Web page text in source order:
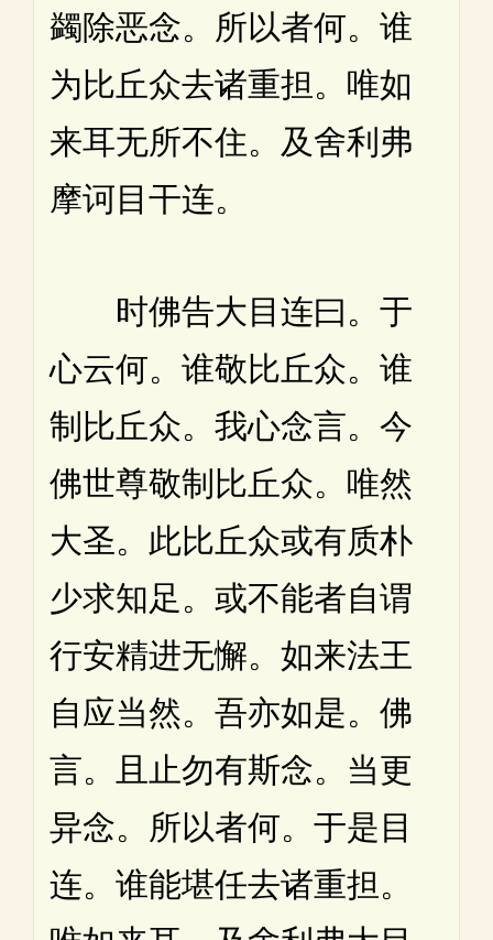
蠲除恶念。所以者何。谁
为比丘众去诸重担。唯如
来耳无所不住。及舍利弗
摩诃目干连。
时佛告大目连曰。于
心云何。谁敬比丘众。谁
制比丘众。我心念言。今
佛世尊敬制比丘众。唯然
大圣。此比丘众或有质朴
少求知足。或不能者自谓
行安精进无懈。如来法王
自应当然。吾亦如是。佛
言。且止勿有斯念。当更
异念。所以者何。于是目
连。谁能堪任去诸重担。